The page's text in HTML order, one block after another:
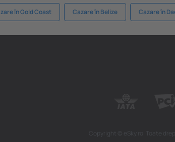
în Gold Coast Cazare în Belize Cazare în
Copyright © eSky.ro. Toate